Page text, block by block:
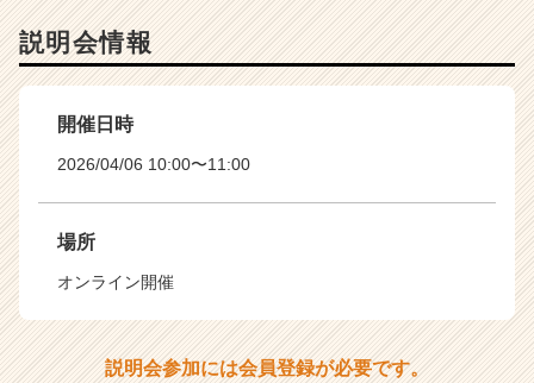
説明会情報
開催日時
2026/04/06 10:00〜11:00
場所
オンライン開催
説明会参加には会員登録が必要です。